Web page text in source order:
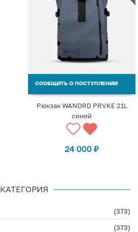
СООБЩИТЬ О ПОСТУПЛЕНИИ
Рюкзак WANDRD PRVKE 21L
синий
24 000 ₽
КАТЕГОРИЯ
(373)
(373)